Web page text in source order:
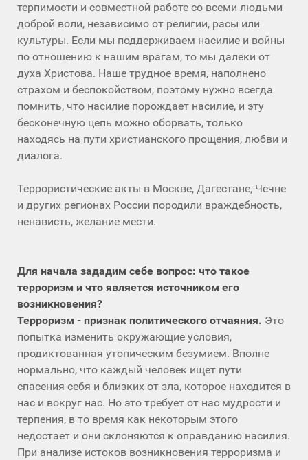
терпимости и совместной работе со всеми людьми
доброй воли, независимо от религии, расы или
культуры. Если мы поддерживаем насилие и войны
по отношению к нашим врагам, то мы далеки от
духа Христова. Наше трудное время, наполнено
страхом и беспокойством, поэтому нужно всегда
помнить, что насилие порождает насилие, и эту
бесконечную цепь можно оборвать, только
находясь на пути христианского прощения, любви и
диалога.
Террористические акты в Москве, Дагестане, Чечне
и других регионах России породили враждебность,
ненависть, желание мести.
Для начала зададим себе вопрос: что такое
терроризм и что является источником его
возникновения?
Терроризм - признак политического отчаяния. Это
попытка изменить окружающие условия,
продиктованная утопическим безумием. Вполне
нормально, что каждый человек ищет пути
спасения себя и близких от зла, которое находится в
нас и вокруг нас. Но это требует от нас мудрости и
терпения, в то время как некоторым этого
недостает и они склоняются к оправданию насилия.
При анализе истоков возникновения терроризма и